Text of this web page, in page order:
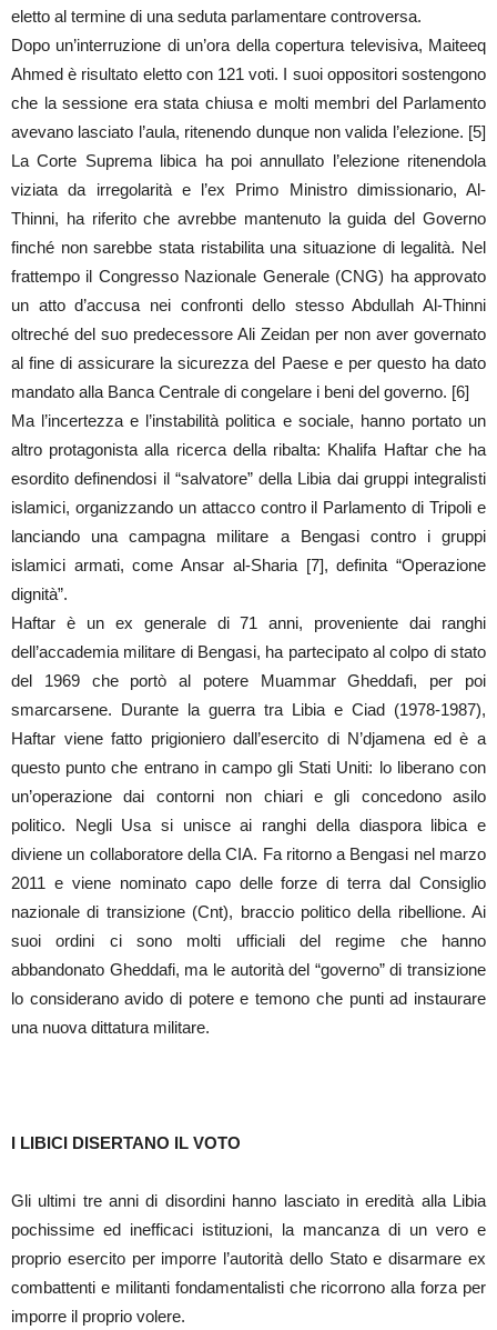
eletto al termine di una seduta parlamentare controversa.
Dopo un’interruzione di un’ora della copertura televisiva, Maiteeq
Ahmed è risultato eletto con 121 voti. I suoi oppositori sostengono
che la sessione era stata chiusa e molti membri del Parlamento
avevano lasciato l’aula, ritenendo dunque non valida l’elezione. [5]
La Corte Suprema libica ha poi annullato l’elezione ritenendola
viziata da irregolarità e l’ex Primo Ministro dimissionario, Al-
Thinni, ha riferito che avrebbe mantenuto la guida del Governo
finché non sarebbe stata ristabilita una situazione di legalità. Nel
frattempo il Congresso Nazionale Generale (CNG) ha approvato
un atto d’accusa nei confronti dello stesso Abdullah Al-Thinni
oltreché del suo predecessore Ali Zeidan per non aver governato
al fine di assicurare la sicurezza del Paese e per questo ha dato
mandato alla Banca Centrale di congelare i beni del governo. [6]
Ma l’incertezza e l’instabilità politica e sociale, hanno portato un
altro protagonista alla ricerca della ribalta: Khalifa Haftar che ha
esordito definendosi il “salvatore” della Libia dai gruppi integralisti
islamici, organizzando un attacco contro il Parlamento di Tripoli e
lanciando una campagna militare a Bengasi contro i gruppi
islamici armati, come Ansar al-Sharia [7], definita “Operazione
dignità”.
Haftar è un ex generale di 71 anni, proveniente dai ranghi
dell’accademia militare di Bengasi, ha partecipato al colpo di stato
del 1969 che portò al potere Muammar Gheddafi, per poi
smarcarsene. Durante la guerra tra Libia e Ciad (1978-1987),
Haftar viene fatto prigioniero dall’esercito di N’djamena ed è a
questo punto che entrano in campo gli Stati Uniti: lo liberano con
un’operazione dai contorni non chiari e gli concedono asilo
politico. Negli Usa si unisce ai ranghi della diaspora libica e
diviene un collaboratore della CIA. Fa ritorno a Bengasi nel marzo
2011 e viene nominato capo delle forze di terra dal Consiglio
nazionale di transizione (Cnt), braccio politico della ribellione. Ai
suoi ordini ci sono molti ufficiali del regime che hanno
abbandonato Gheddafi, ma le autorità del “governo” di transizione
lo considerano avido di potere e temono che punti ad instaurare
una nuova dittatura militare.
I LIBICI DISERTANO IL VOTO
Gli ultimi tre anni di disordini hanno lasciato in eredità alla Libia
pochissime ed inefficaci istituzioni, la mancanza di un vero e
proprio esercito per imporre l’autorità dello Stato e disarmare ex
combattenti e militanti fondamentalisti che ricorrono alla forza per
imporre il proprio volere.